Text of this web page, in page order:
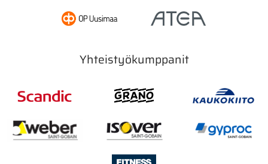
Yhteistyökumppanit